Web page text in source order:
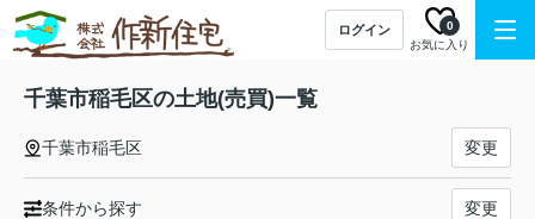
ログイン
お気に入り
0
千葉市稲毛区の土地(売買)一覧
千葉市稲毛区 変更
条件から探す 変更